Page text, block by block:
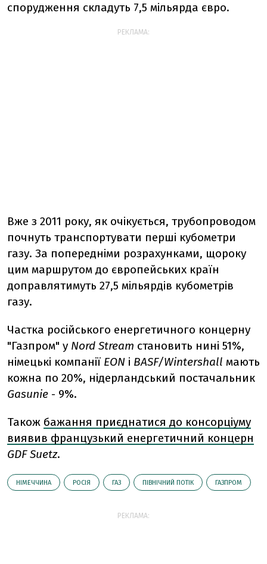
спорудження складуть 7,5 мільярдa євро.
РЕКЛАМА:
Вже з 2011 року, як очікується, трубопроводом
почнуть транспортувати перші кубометри
газу. За попередніми розрахунками, щороку
цим маршрутом до європейських країн
доправлятимуть 27,5 мільярдів кубометрів
газу.
Частка російського енергетичного концерну
"Газпром" у Nord Stream становить нині 51%,
німецькі компанії EON і BASF/Wintershall мають
кожна по 20%, нідерландський постачальник
Gasunie - 9%.
Також бажання приєднатися до консорціуму
виявив французький енергетичний концерн
GDF Suetz.
НІМЕЧЧИНА РОСІЯ ГАЗ ПІВНІЧНИЙ ПОТІК ГАЗПРОМ
РЕКЛАМА: